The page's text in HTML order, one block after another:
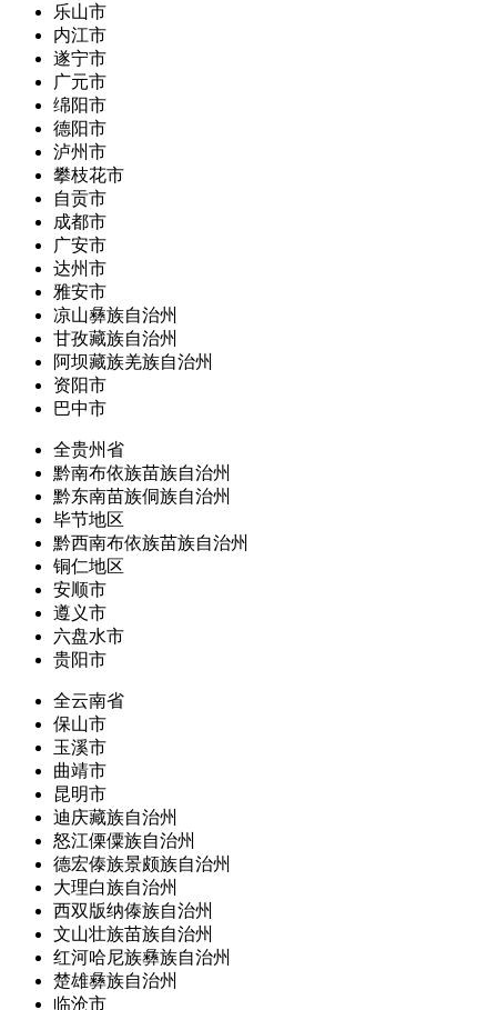
乐山市
内江市
遂宁市
广元市
绵阳市
德阳市
泸州市
攀枝花市
自贡市
成都市
广安市
达州市
雅安市
凉山彝族自治州
甘孜藏族自治州
阿坝藏族羌族自治州
资阳市
巴中市
全贵州省
黔南布依族苗族自治州
黔东南苗族侗族自治州
毕节地区
黔西南布依族苗族自治州
铜仁地区
安顺市
遵义市
六盘水市
贵阳市
全云南省
保山市
玉溪市
曲靖市
昆明市
迪庆藏族自治州
怒江傈僳族自治州
德宏傣族景颇族自治州
大理白族自治州
西双版纳傣族自治州
文山壮族苗族自治州
红河哈尼族彝族自治州
楚雄彝族自治州
临沧市